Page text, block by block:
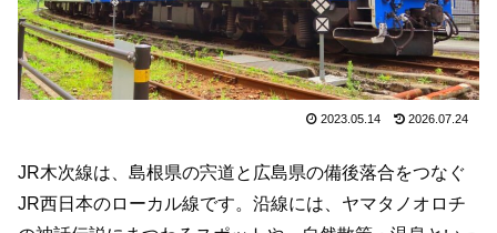
2023.05.14 2026.07.24
JR木次線は、島根県の宍道と広島県の備後落合をつなぐ
JR西日本のローカル線です。沿線には、ヤマタノオロチ